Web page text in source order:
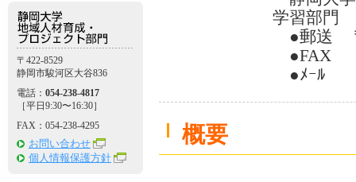
学習部門
●郵送
●FAX
●ﾒｰﾙ
概要
〒422-8529
静岡市駿河区大谷836
電話： 054-238-4817
［平日9:30〜16:30］
FAX：054-238-4295
お問い合わせ
個人情報保護方針